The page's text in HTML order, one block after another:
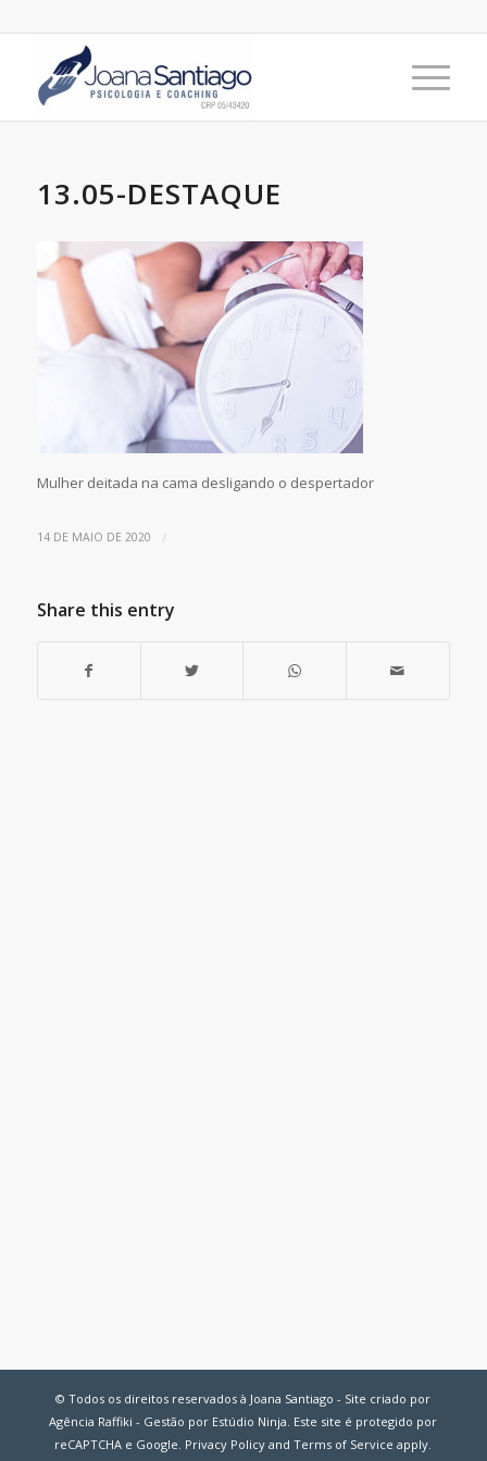
13.05-DESTAQUE
Mulher deitada na cama desligando o despertador
14 DE MAIO DE 2020 /
Share this entry
© Todos os direitos reservados à Joana Santiago - Site criado por
Agência Raffiki - Gestão por Estúdio Ninja. Este site é protegido por
reCAPTCHA e Google. Privacy Policy andTerms of Service apply.